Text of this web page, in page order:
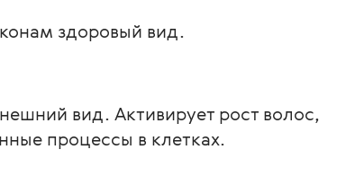
здоровый вид.
вид. Активирует рост волос,
процессы в клетках.